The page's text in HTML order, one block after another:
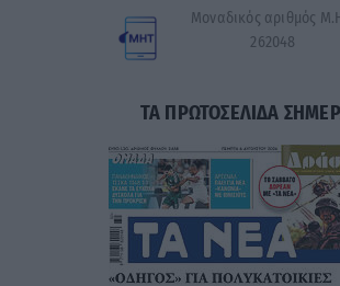
Μοναδικός αριθμός
262048
ΤΑ ΠΡΩΤΟΣΕΛΙΔΑ